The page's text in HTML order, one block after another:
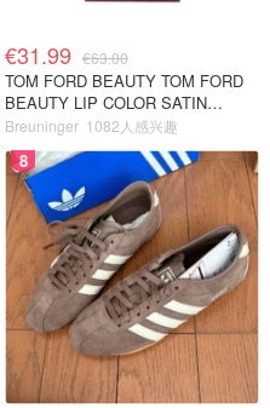
€31.99 €63.00
TOM FORD BEAUTY TOM FORD
BEAUTY LIP COLOR SATIN
MATTE 裸玫瑰口红
Breuninger 1082人感兴趣
8